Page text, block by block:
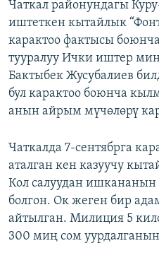
БИЗ ЖАНА ДҮЙНӨ
ЭЖЕ-СИҢДИЛЕР
ЫҢГАЙСЫЗ СУРООЛОР
Русский
ОНЛАЙН ШЕРИНЕ
ЭЕ/АРнун бардык
Чаткал районундагы
иштеткен кытайлык
карактоо фактысы боюнча
тууралуу Ички иштер
Бактыбек Жусубалиев
бул карактоо боюнча
анын айрым мүчөлөрү
Чаткалда 7-сентябрга
аталган кен казуучу
Кол салуудан
болгон. Ок жеген бир
айтылган. Милиция 5
300 миң сом